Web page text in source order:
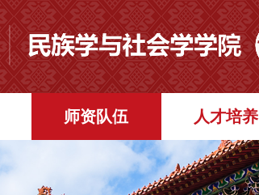
师资队伍 人才培养